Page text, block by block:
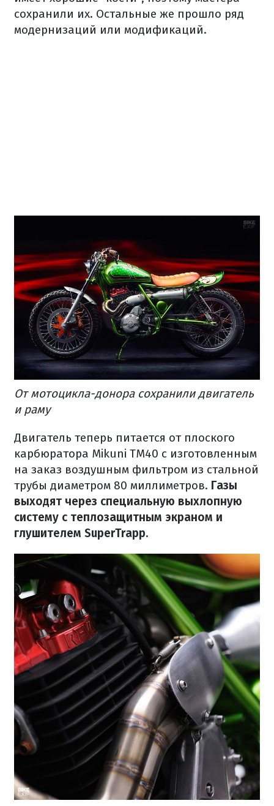
сохранили их. Остальные же прошло ряд
модернизаций или модификаций.
От мотоцикла-донора сохранили двигатель
и раму
Двигатель теперь питается от плоского
карбюратора Mikuni TM40 с изготовленным
на заказ воздушным фильтром из стальной
трубы диаметром 80 миллиметров. Газы
выходят через специальную выхлопную
систему с теплозащитным экраном и
глушителем SuperTrapp.